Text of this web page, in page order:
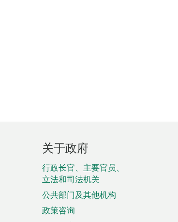
页
脚
菜
单
关于政府
行政长官、主要官员、
立法和司法机关
公共部门及其他机构
政策咨询